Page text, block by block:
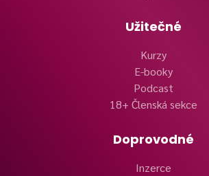
Užitečné
Kurzy
E-booky
Podcast
18+ Členská sekce
Doprovodné
Inzerce